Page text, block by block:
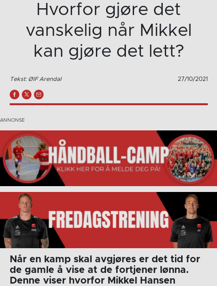
Hvorfor gjøre det
vanskelig når Mikkel
kan gjøre det lett?
Tekst: ØIF Arendal 27/10/2021
Når en kamp skal avgjøres er det tid for
de gamle å vise at de fortjener lønna.
Denne viser hvorfor Mikkel Hansen